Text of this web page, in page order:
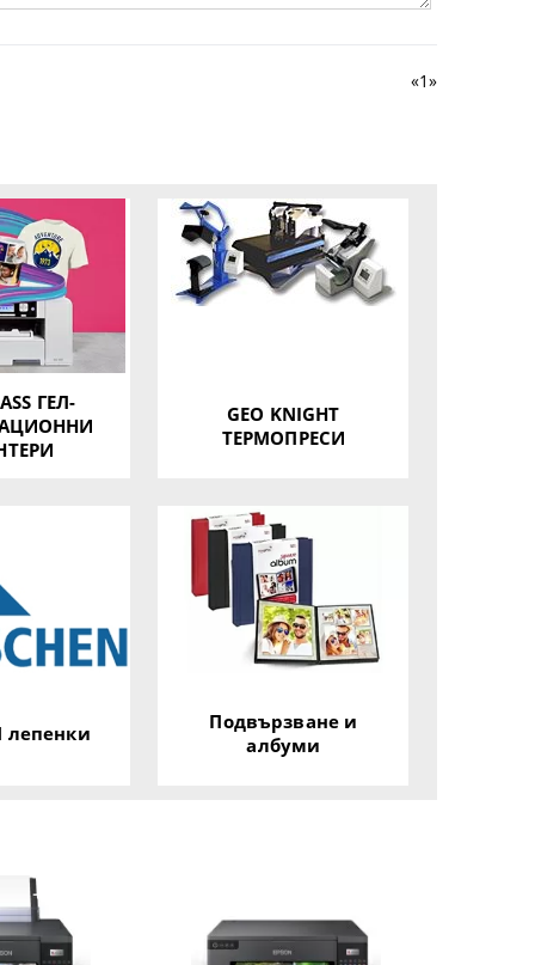
«1»
ГЕЛ-
GEO KNIGHT
ТЕРМОПРЕСИ
лепенки
Подвързване и
албуми